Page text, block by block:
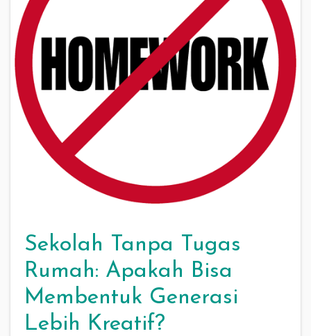
Sekolah Tanpa Tugas
Rumah: Apakah Bisa
Membentuk Generasi
Lebih Kreatif?